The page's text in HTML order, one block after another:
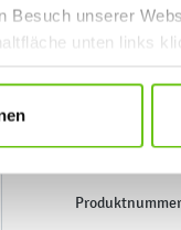
Besuch unserer
unten links
.